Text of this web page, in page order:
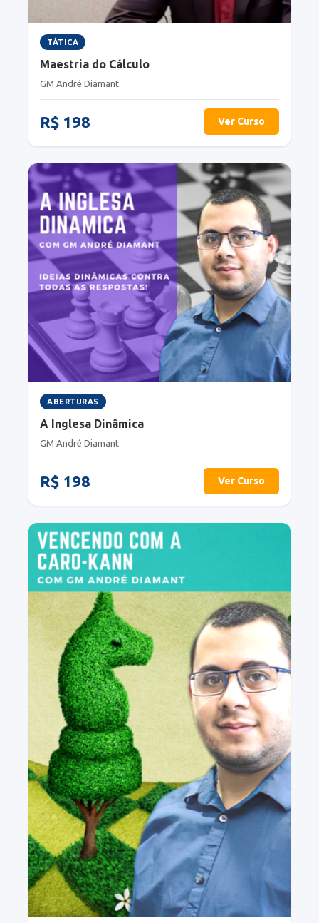
TÁTICA
Maestria do Cálculo
GM André Diamant
R$ 198 Ver Curso
ABERTURAS
A Inglesa Dinâmica
GM André Diamant
R$ 198 Ver Curso